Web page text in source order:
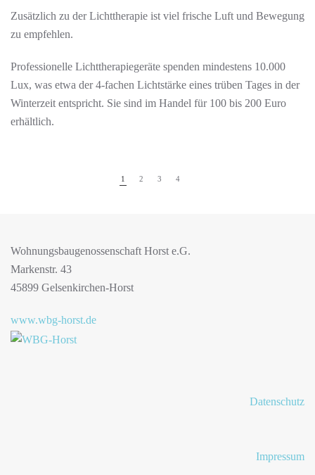
Zusätzlich zu der Lichttherapie ist viel frische Luft und Bewegung
zu empfehlen.
Professionelle Lichttherapiegeräte spenden mindestens 10.000
Lux, was etwa der 4-fachen Lichtstärke eines trüben Tages in der
Winterzeit entspricht. Sie sind im Handel für 100 bis 200 Euro
erhältlich.
1 2 3 4
Wohnungsbaugenossenschaft Horst e.G.
Markenstr. 43
45899 Gelsenkirchen-Horst
www.wbg-horst.de
Datenschutz
Impressum